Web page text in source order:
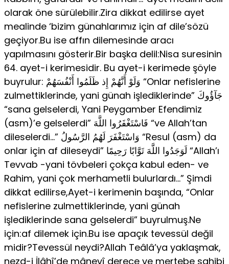
olarak öne sürülebilir.Zira dikkat edilirse ayet
mealinde ‘bizim günahlarımız için af dile’sözü
geçiyor.Bu ise affın dilemesinde aracı
yapılmasını gösterir.Bir başka delil:Nisa suresinin
64. ayet-i kerimesidir. Bu ayet-i kerimede şöyle
buyrulur: وَلَوْ أَنَّهُمْ إِذ ظَلَمُوا أَنْفُسَهُمْ “Onlar nefislerine
zulmettiklerinde, yani günah işlediklerinde” جَآؤُوكَ
“sana gelselerdi, Yani Peygamber Efendimiz
(asm)’e gelselerdi” فَاسْتَغْفَرُوا اللَّهَ “ve Allah’tan
dileselerdi…” وَاسْتَغْفَرَ لَهُمُ الرَّسُولُ “Resul (asm) da
onlar için af dileseydi” لَوَجَدُوا اللَّهَ تَوَّابًا رَحِيمًا “Allah’ı
Tevvab -yani tövbeleri çokça kabul eden- ve
Rahim, yani çok merhametli bulurlardı…” Şimdi
dikkat edilirse,Ayet-i kerimenin başında, “Onlar
nefislerine zulmettiklerinde, yani günah
işlediklerinde sana gelselerdi” buyrulmuş.Ne
için:af dilemek için.Bu ise apaçık tevessül değil
midir?Tevessül neydi?Allah Teâlâ’ya yaklaşmak,
nezd-i İlâhî’de mânevî derece ve mertebe sahibi